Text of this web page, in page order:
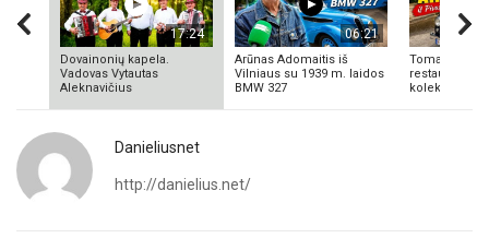
17:24
Dovainonių kapela.
Vadovas Vytautas
Aleknavičius
06:21
Arūnas Adomaitis iš
Vilniaus su 1939 m. laidos
BMW 327
Tomas
Danieliusnet
http://danielius.net/